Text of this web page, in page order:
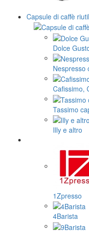
Capsule di caffè
Dolce
Nespresso
Cafissimo,
Tassimo
Illy e altro
1Zpresso
4Barista